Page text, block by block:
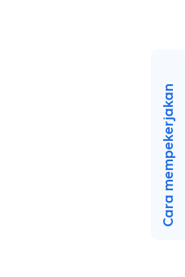
Cara mempekerjakan